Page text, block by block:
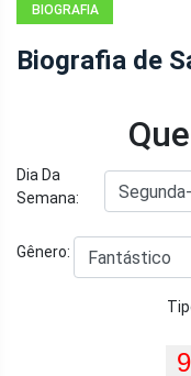
BIOGRAFIA
Biografia de
Dia Da
Semana:
Gênero: